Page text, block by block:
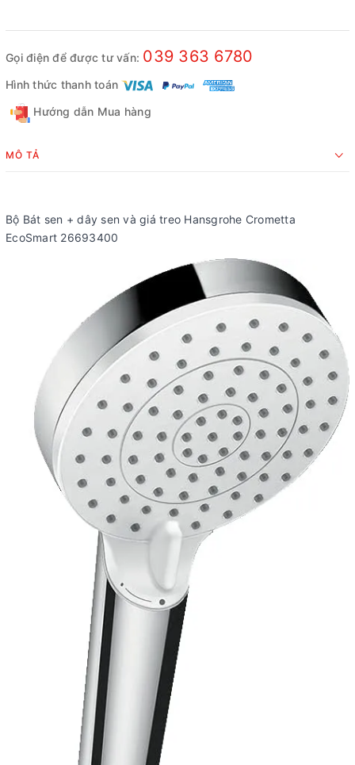
Gọi điện để được tư vấn: 039 363 6780
Hình thức thanh toán
Hướng dẫn Mua hàng
MÔ TẢ
Bộ Bát sen + dây sen và giá treo Hansgrohe Crometta
EcoSmart 26693400